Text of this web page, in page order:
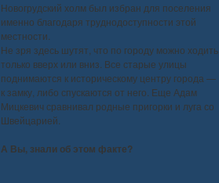
Новогрудский холм был избран для поселения
именно благодаря труднодоступности этой
местности.
Не зря здесь шутят, что по городу можно ходить
только вверх или вниз. Все старые улицы
поднимаются к историческому центру города —
к замку, либо спускаются от него. Еще Адам
Мицкевич сравнивал родные пригорки и луга со
Швейцарией.
А Вы, знали об этом факте?